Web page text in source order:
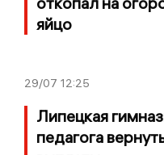
яйцо
29/07 12:25
Липецкая
педагога